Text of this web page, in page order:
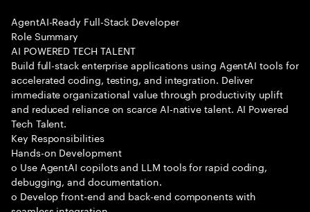
AgentAI-Ready Full-Stack Developer
Role Summary
AI POWERED TECH TALENT
Build full-stack enterprise applications using AgentAI tools for
accelerated coding, testing, and integration. Deliver
immediate organizational value through productivity uplift
and reduced reliance on scarce AI-native talent. AI Powered
Tech Talent.
Key Responsibilities
Hands-on Development
o Use AgentAI copilots and LLM tools for rapid coding,
debugging, and documentation.
o Develop front-end and back-end components with